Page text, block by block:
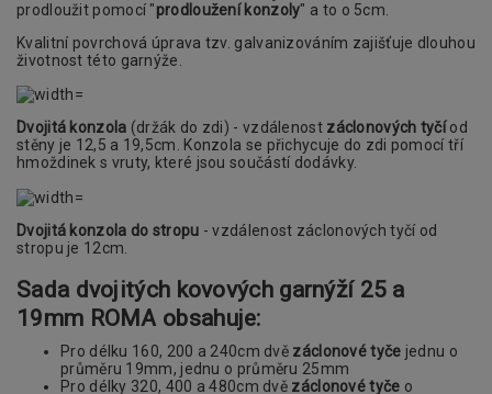
prodloužit pomocí "prodloužení konzoly" a to o 5cm.
Kvalitní povrchová úprava tzv. galvanizováním zajišťuje dlouhou
životnost této garnýže.
Dvojitá konzola (držák do zdi) - vzdálenost záclonových tyčíod
stěny je 12,5 a 19,5cm. Konzola se přichycuje do zdi pomocí tří
hmoždinek s vruty, které jsou součástí dodávky.
Dvojitá konzola do stropu - vzdálenost záclonových tyčí od
stropu je 12cm.
Sada dvojitých kovových garnýží 25 a
19mm ROMA obsahuje:
Pro délku 160, 200 a 240cm dvě záclonové tyče jednu o
průměru 19mm, jednu o průměru 25mm
Pro délky 320, 400 a 480cm dvě záclonové tyče o